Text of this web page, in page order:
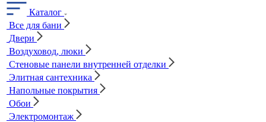
Каталог
Все для бани
Двери
Воздуховод, люки
Стеновые панели внутренней отделки
Элитная сантехника
Напольные покрытия
Обои
Электромонтаж